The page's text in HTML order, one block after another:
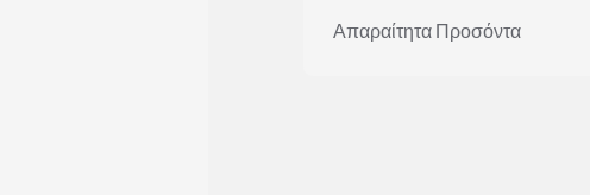
Απαραίτητα Προσόντα